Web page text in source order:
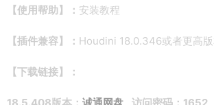
【使用帮助】： 安装教程
【插件兼容】： Houdini 18.0.346或者更高
【下载链接】：